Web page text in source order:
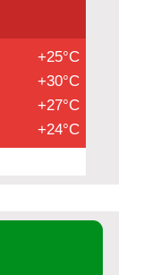
+25°C
+30°C
+27°C
+24°C